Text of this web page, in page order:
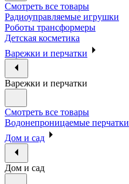
Смотреть все товары
Радиоуправляемые игрушки
Роботы трансформеры
Детская косметика
Варежки и перчатки
Варежки и перчатки
Смотреть все товары
Водонепроницаемые перчатки
Дом и сад
Дом и сад